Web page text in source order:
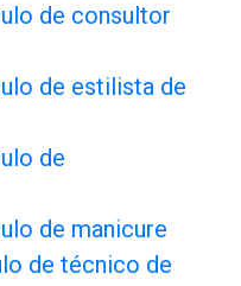
de consultor
de estilista de
de
de manicure
de técnico de